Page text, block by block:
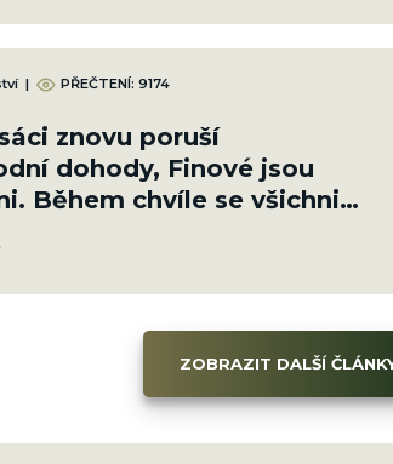
| PŘEČTENÍ: 9174
znovu poruší
dohody, Finové jsou
Během chvíle se všichni
zem
ZOBRAZIT DALŠÍ